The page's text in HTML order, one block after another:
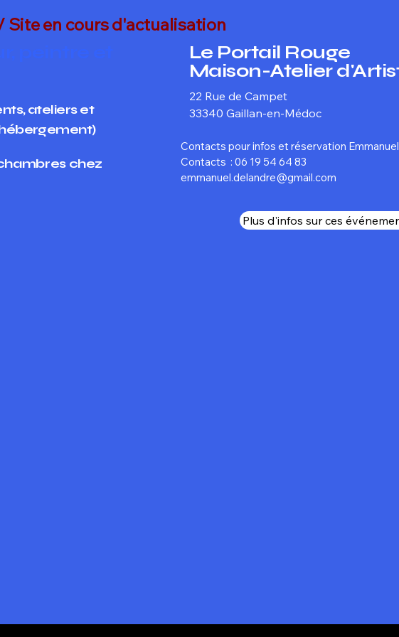
Site en cours d'actualisation
ateliers et
chez
Plus d'infos sur ces
Le Portail Rouge
Maison-Atelier
22 Rue de Campet
33340 Gaillan-en-Médoc
Contacts pour infos et réservation
Contacts : 06 19 54 64 83​
emmanuel.delandre@gmail.com